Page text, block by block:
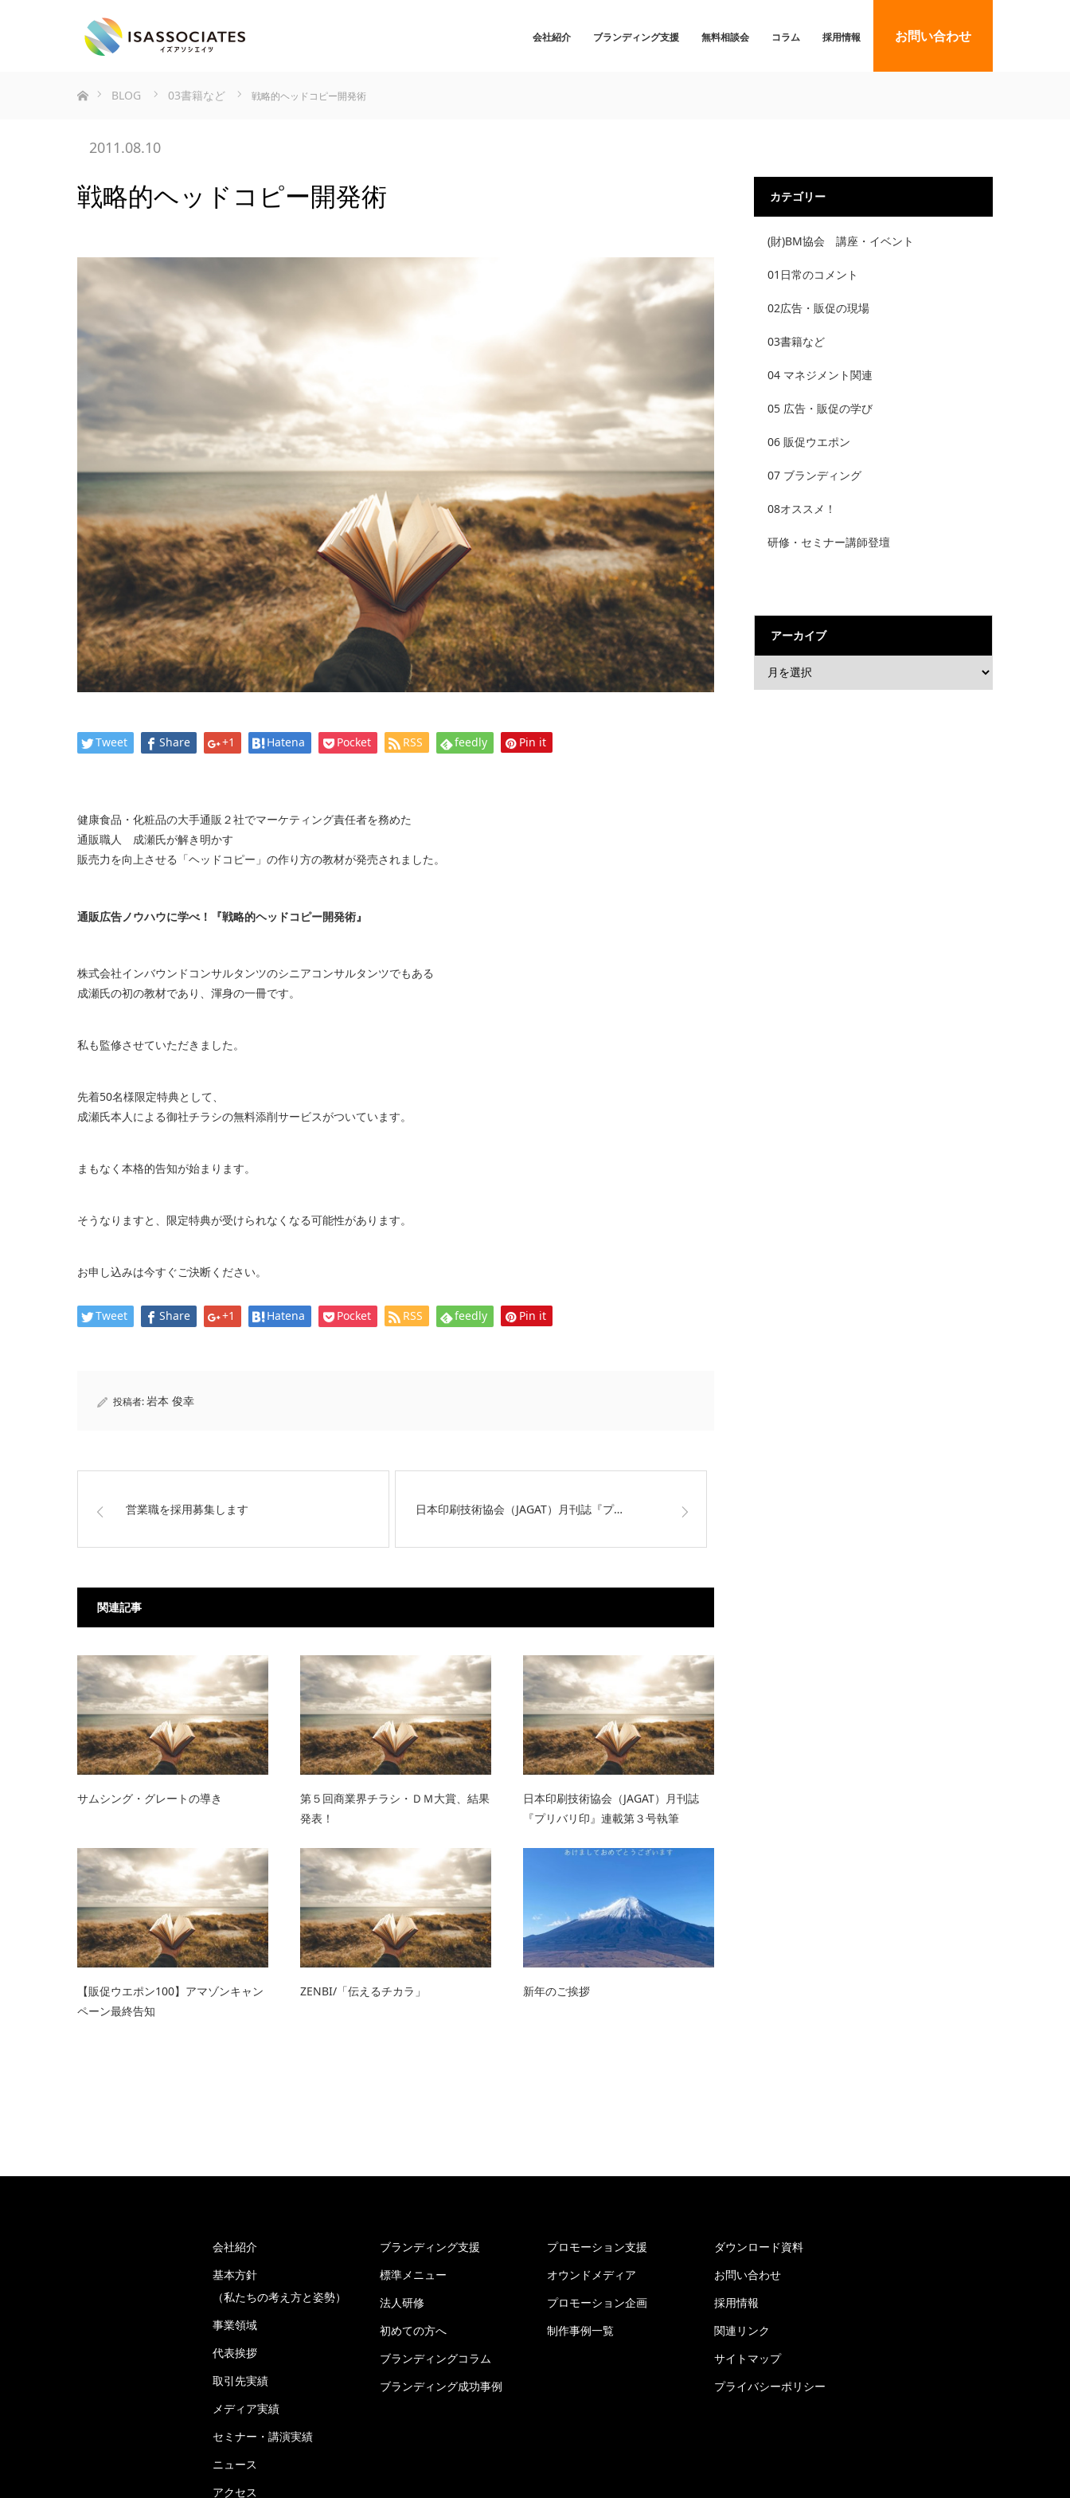
会社紹介 ブランディング支援 無料相談会 コラム 採用情報 お問い合わせ
BLOG
03書籍など 戦略的ヘッドコピー開発術
2011.08.10
戦略的ヘッドコピー開発術
Tweet Share +1 Hatena Pocket RSS feedly Pin it
健康食品・化粧品の大手通販２社でマーケティング責任者を務めた
通販職人 成瀬氏が解き明かす
販売力を向上させる「ヘッドコピー」の作り方の教材が発売されました。
通販広告ノウハウに学べ！『戦略的ヘッドコピー開発術』
株式会社インバウンドコンサルタンツのシニアコンサルタンツでもある
成瀬氏の初の教材であり、渾身の一冊です。
私も監修させていただきました。
先着50名様限定特典として、
成瀬氏本人による御社チラシの無料添削サービスがついています。
まもなく本格的告知が始まります。
そうなりますと、限定特典が受けられなくなる可能性があります。
お申し込みは今すぐご決断ください。
Tweet Share +1 Hatena Pocket RSS feedly Pin it
投稿者:岩本 俊幸
営業職を採用募集します 日本印刷技術協会（JAGAT）月刊誌『プ…
関連記事
サムシング・グレートの導き
第５回商業界チラシ・ＤＭ大賞、結果
発表！
日本印刷技術協会（JAGAT）月刊誌
『プリバリ印』連載第３号執筆
【販促ウエポン100】アマゾンキャン
ペーン最終告知
ZENBI/「伝えるチカラ」 新年のご挨拶
カテゴリー
(財)BM協会 講座・イベント
01日常のコメント
02広告・販促の現場
03書籍など
04 マネジメント関連
05 広告・販促の学び
06 販促ウエポン
07 ブランディング
08オススメ！
研修・セミナー講師登壇
アーカイブ
会社紹介
基本方針
（私たちの考え方と姿勢）
事業領域
代表挨拶
取引先実績
メディア実績
セミナー・講演実績
ニュース
アクセス
ブランディング支援
標準メニュー
法人研修
初めての方へ
ブランディングコラム
ブランディング成功事例
プロモーション支援
オウンドメディア
プロモーション企画
制作事例一覧
ダウンロード資料
お問い合わせ
採用情報
関連リンク
サイトマップ
プライバシーポリシー